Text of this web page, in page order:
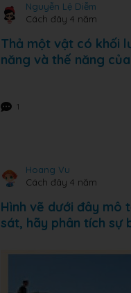
Nguyễn Lệ Diễm
Cách đây 4 năm
Thả một vật có khối
năng và thế năng
1
Hoang Vu
Cách đây 4 năm
Hình vẽ dưới đây mô
sát, hãy phân tích sự